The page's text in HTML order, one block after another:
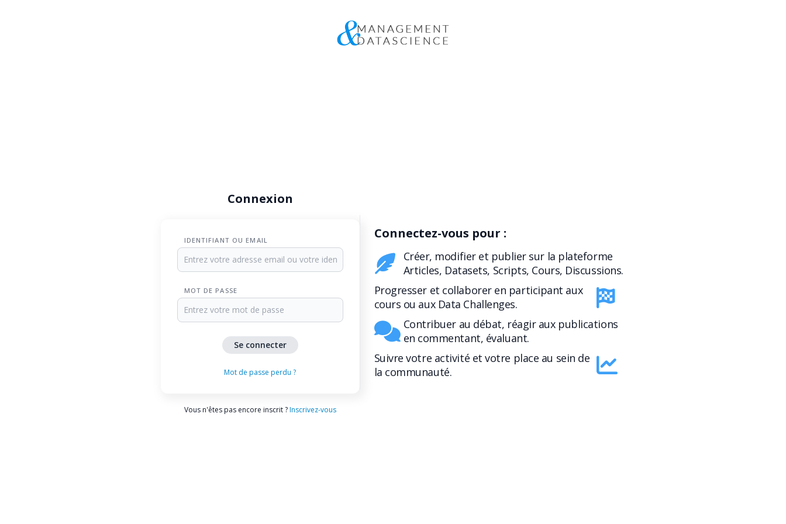
Connexion
IDENTIFIANT OU EMAIL
MOT DE PASSE
Mot de passe perdu ?
Vous n'êtes pas encore inscrit ? Inscrivez-vous
Connectez-vous pour :
Créer, modifier et publier sur la plateforme
Articles, Datasets, Scripts, Cours, Discussions.
Progresser et collaborer en participant aux
cours ou aux Data Challenges.
Contribuer au débat, réagir aux publications
en commentant, évaluant.
Suivre votre activité et votre place au sein de
la communauté.